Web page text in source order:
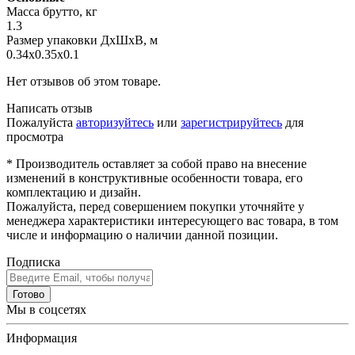
Масса брутто, кг
1.3
Размер упаковки ДхШхВ, м
0.34x0.35x0.1
Нет отзывов об этом товаре.
Написать отзыв
Пожалуйста авторизуйтесь или зарегистрируйтесь для
просмотра
* Производитель оставляет за собой право на внесение
изменений в конструктивные особенности товара, его
комплектацию и дизайн.
Пожалуйста, перед совершением покупки уточняйте у
менеджера характеристики интересующего вас товара, в том
числе и информацию о наличии данной позиции.
Подписка
Готово
Мы в соцсетях
Информация